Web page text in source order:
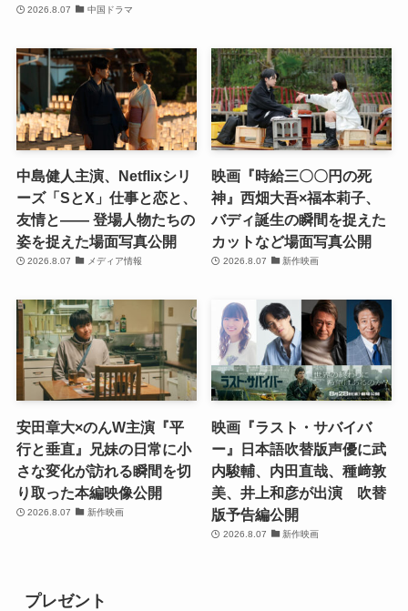
2026.8.07 中国ドラマ
中島健人主演、Netflixシリ
ーズ「SとX」仕事と恋と、
友情と―― 登場人物たちの
姿を捉えた場面写真公開
2026.8.07 メディア情報
映画『時給三〇〇円の死
神』西畑大吾×福本莉子、
バディ誕生の瞬間を捉えた
カットなど場面写真公開
2026.8.07 新作映画
安田章大×のんW主演『平
行と垂直』兄妹の日常に小
さな変化が訪れる瞬間を切
り取った本編映像公開
2026.8.07 新作映画
映画『ラスト・サバイバ
ー』日本語吹替版声優に武
内駿輔、内田直哉、種﨑敦
美、井上和彦が出演 吹替
版予告編公開
2026.8.07 新作映画
プレゼント